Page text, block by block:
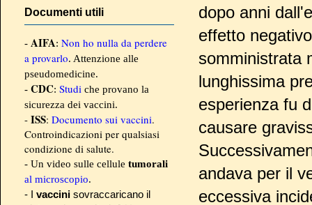
dopo anni
effetto
somministrata
lunghissima
esperienza fu
causare
andava per il
eccessiva
Documenti utili
- AIFA: Non ho nulla da perdere
a provarlo. Attenzione alle
pseudomedicine.
- CDC: Studi che provano la
sicurezza dei vaccini.
- ISS: Documento sui vaccini.
Controindicazioni per qualsiasi
condizione di salute.
- Un video sulle cellule tumorali
al microscopio.
- I vaccini sovraccaricano il